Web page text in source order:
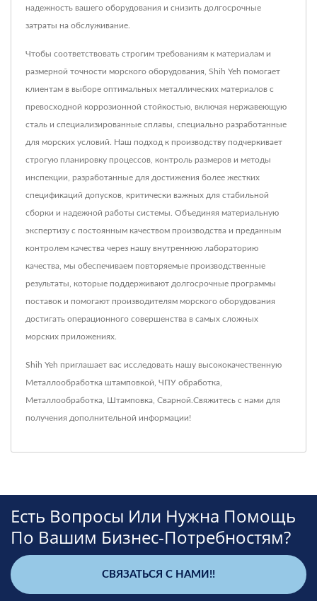
надежность вашего оборудования и снизить долгосрочные
затраты на обслуживание.
Чтобы соответствовать строгим требованиям к материалам и
размерной точности морского оборудования, Shih Yeh помогает
клиентам в выборе оптимальных металлических материалов с
превосходной коррозионной стойкостью, включая нержавеющую
сталь и специализированные сплавы, специально разработанные
для морских условий. Наш подход к производству подчеркивает
строгую планировку процессов, контроль размеров и методы
инспекции, разработанные для достижения более жестких
спецификаций допусков, критически важных для стабильной
сборки и надежной работы системы. Объединяя материальную
экспертизу с постоянным качеством производства и преданным
контролем качества через нашу внутреннюю лабораторию
качества, мы обеспечиваем повторяемые производственные
результаты, которые поддерживают долгосрочные программы
поставок и помогают производителям морского оборудования
достигать операционного совершенства в самых сложных
морских приложениях.
Shih Yeh приглашает вас исследовать нашу высококачественную
Металлообработка штамповкой ЧПУ обработка
Металлообработка Штамповка Сварной Свяжитесь с нами для
получения дополнительной информации!
Есть Вопросы Или Нужна Помощь
По Вашим Бизнес-Потребностям?
СВЯЗАТЬСЯ С НАМИ!!